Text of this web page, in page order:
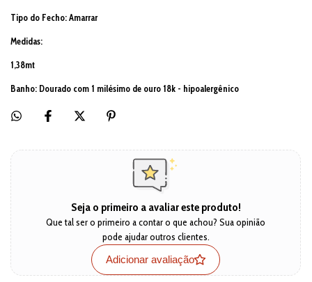
Tipo do Fecho: Amarrar
Medidas:
1,38mt
Banho: Dourado com 1 milésimo de ouro 18k - hipoalergênico
Seja o primeiro a avaliar este produto!
Que tal ser o primeiro a contar o que achou? Sua opinião
pode ajudar outros clientes.
Adicionar avaliação